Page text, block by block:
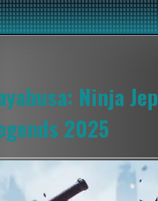
Ninja
2025